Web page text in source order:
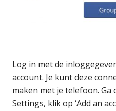
Log in met de
account. Je kunt deze
maken met je telefoon. Ga
Settings, klik op ‘Add an